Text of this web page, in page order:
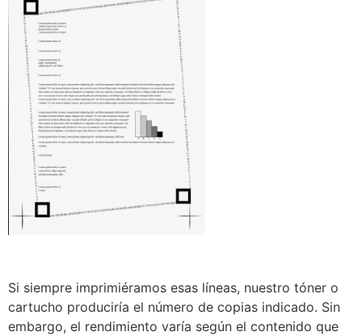
Si siempre imprimiéramos esas líneas, nuestro tóner o
cartucho produciría el número de copias indicado. Sin
embargo, el rendimiento varía según el contenido que